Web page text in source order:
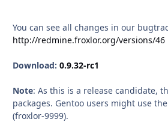
You can see all changes in our
http://redmine.froxlor.org/versions/46
Download: 0.9.32-rc1
Note: As this is a release candidate,
packages. Gentoo users might use
(froxlor-9999).